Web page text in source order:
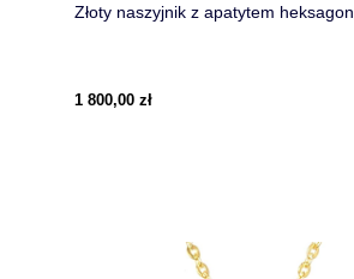
Złoty naszyjnik z apatytem heksagon
1 800,00 zł